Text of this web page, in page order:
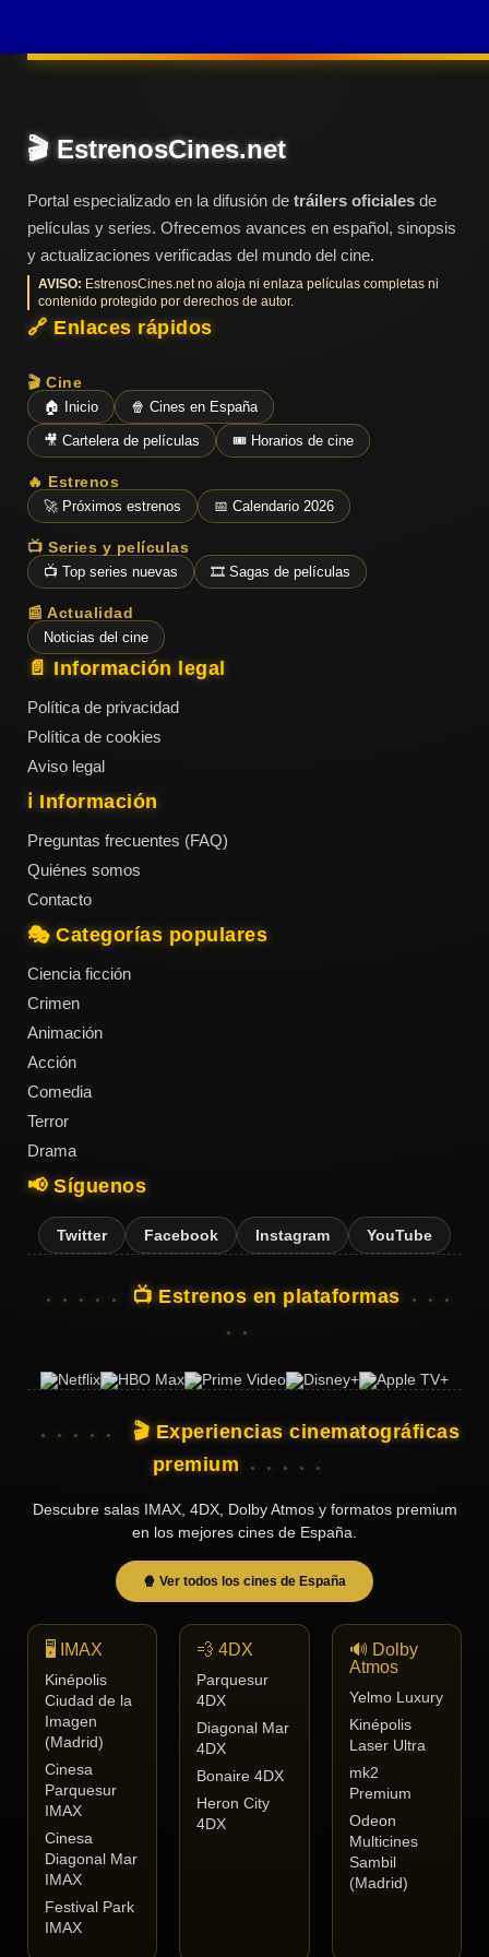
en
📺 VER
SERIES
Series
de TV y
Streaming
Plataformas
Streaming
📅
ESTRENOS
Y
CALENDARIO
Estrenos
de Cine
2026
Series
2026
Estrenos
2025
Acción
Terror
Ficción
TENDENCIAS
Películas
del mes
Tendencias
tráilers
tuerce cuando, de
camino a la granja y
en plena noche, la
familia sufre el brutal
ataque de un animal al
que no consiguen ver
y, en un intento
desesperado por huir,
de la ...
🎬 EstrenosCines.net
Portal especializado en la difusión de tráilers oficiales de
películas y series. Ofrecemos avances en español, sinopsis
y actualizaciones verificadas del mundo del cine.
AVISO: EstrenosCines.net no aloja ni enlaza películas completas ni
contenido protegido por derechos de autor.
🔗 Enlaces rápidos
🎬 Cine
🏠 Inicio 🍿 Cines en España
🎥 Cartelera de películas 🎟️ Horarios de cine
🔥 Estrenos
🚀 Próximos estrenos 📅 Calendario 2026
📺 Series y películas
📺 Top series nuevas 🎞️ Sagas de películas
📰 Actualidad
Noticias del cine
📄 Información legal
Política de privacidad
Política de cookies
Aviso legal
ℹ️ Información
Preguntas frecuentes (FAQ)
Quiénes somos
Contacto
🎭 Categorías populares
Ciencia ficción
Crimen
Animación
Acción
Comedia
Terror
Drama
📢 Síguenos
Twitter Facebook Instagram YouTube
📺 Estrenos en plataformas
🎬 Experiencias cinematográficas
premium
Descubre salas IMAX, 4DX, Dolby Atmos y formatos premium
en los mejores cines de España.
🍿 Ver todos los cines de España
🖥️ IMAX
Kinépolis
Ciudad de la
Imagen
(Madrid)
Cinesa
Parquesur
IMAX
Cinesa
Diagonal Mar
IMAX
Festival Park
IMAX
💨 4DX
Parquesur
4DX
Diagonal Mar
4DX
Bonaire 4DX
Heron City
4DX
🔊 Dolby
Atmos
Yelmo Luxury
Kinépolis
Laser Ultra
mk2
Premium
Odeon
Multicines
Sambil
(Madrid)